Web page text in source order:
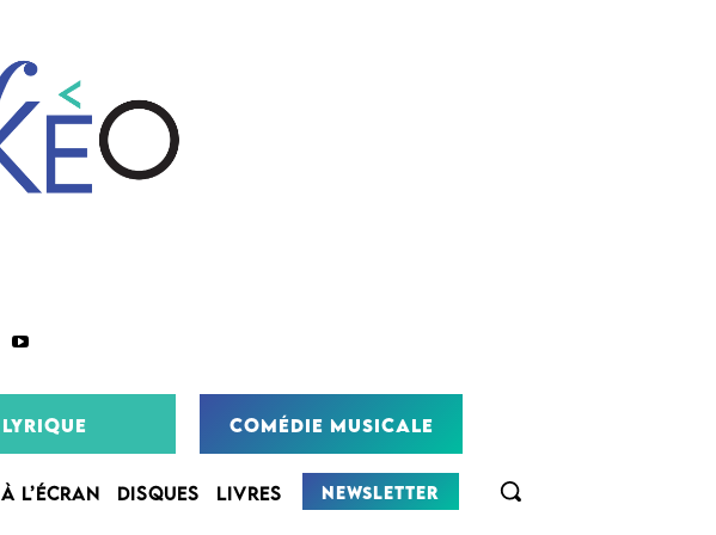
LYRIQUE COMÉDIE MUSICALE
À L’ÉCRAN DISQUES LIVRES NEWSLETTER